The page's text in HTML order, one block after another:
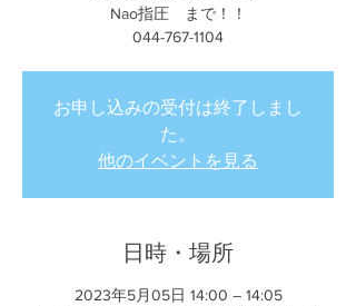
Nao指圧 まで！！
044-767-1104
お申し込みの受付は終了しまし
た。
他のイベントを見る
日時・場所
2023年5月05日 14:00 – 14:05